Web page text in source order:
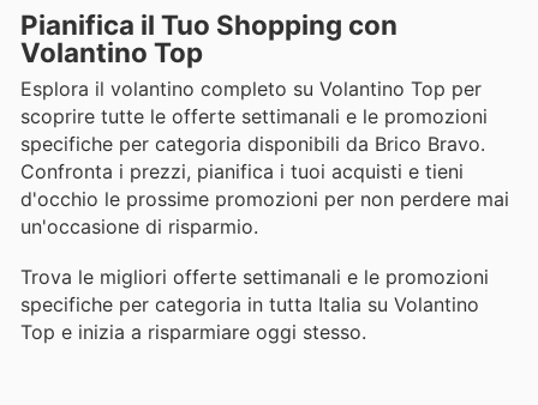
Pianifica il Tuo Shopping con
Volantino Top
Esplora il volantino completo su Volantino Top per
scoprire tutte le offerte settimanali e le promozioni
specifiche per categoria disponibili da Brico Bravo.
Confronta i prezzi, pianifica i tuoi acquisti e tieni
d'occhio le prossime promozioni per non perdere mai
un'occasione di risparmio.
Trova le migliori offerte settimanali e le promozioni
specifiche per categoria in tutta Italia su Volantino
Top e inizia a risparmiare oggi stesso.